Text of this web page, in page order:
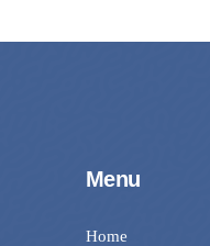
Menu
Home